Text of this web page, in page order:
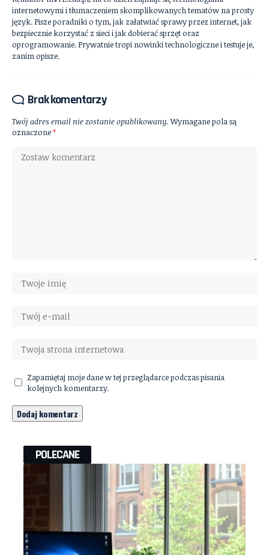
internetowymi i tłumaczeniem skomplikowanych tematów na prosty
język. Pisze poradniki o tym, jak załatwiać sprawy przez internet, jak
bezpiecznie korzystać z sieci i jak dobierać sprzęt oraz
oprogramowanie. Prywatnie tropi nowinki technologiczne i testuje je,
zanim opisze.
Brak komentarzy
Twój adres email nie zostanie opublikowany. Wymagane pola są
oznaczone*
Zapamiętaj moje dane w tej przeglądarce podczas pisania
kolejnych komentarzy.
POLECANE